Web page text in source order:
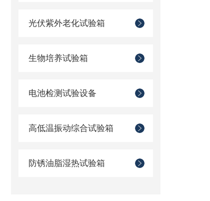
光伏紫外老化试验箱
生物培养试验箱
电池检测试验设备
高低温振动综合试验箱
防锈油脂湿热试验箱